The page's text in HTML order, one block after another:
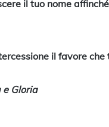
il tuo nome
il favore
e Gloria